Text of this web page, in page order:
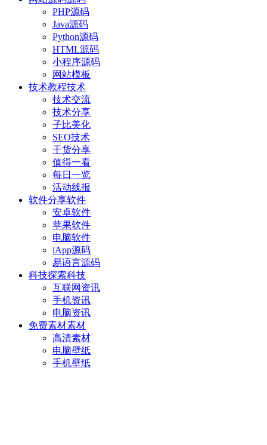
PHP源码
Java源码
Python源码
HTML源码
小程序源码
网站模板
技术教程技术
技术交流
技术分享
子比美化
SEO技术
干货分享
值得一看
每日一览
活动线报
软件分享软件
安卓软件
苹果软件
电脑软件
iApp源码
易语言源码
科技探索科技
互联网资讯
手机资讯
电脑资讯
免费素材素材
高清素材
电脑壁纸
手机壁纸